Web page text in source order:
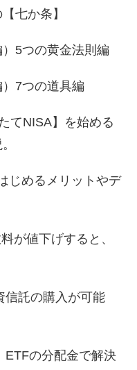
七か条】
5つの黄金法則編
7つの道具編
てNISA】を始める
じめるメリットやデ
が値下げすると、
信託の購入が可能
ETFの分配金で解決